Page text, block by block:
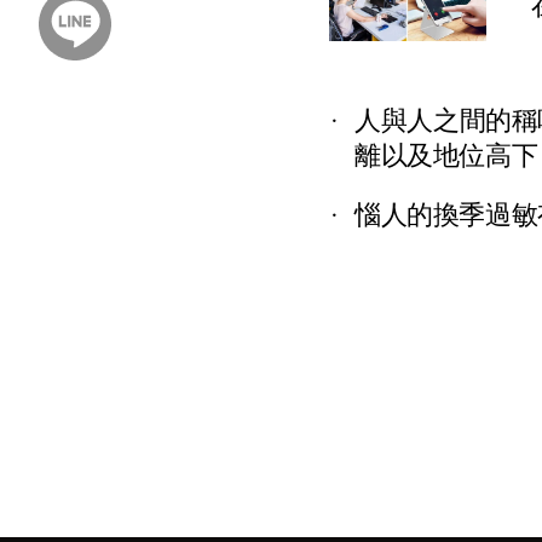
人與人之間的
離以及地位高下
惱人的換季過